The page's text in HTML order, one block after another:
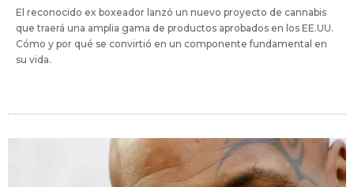
El reconocido ex boxeador lanzó un nuevo proyecto de cannabis
que traerá una amplia gama de productos aprobados en los EE.UU.
Cómo y por qué se convirtió en un componente fundamental en
su vida.